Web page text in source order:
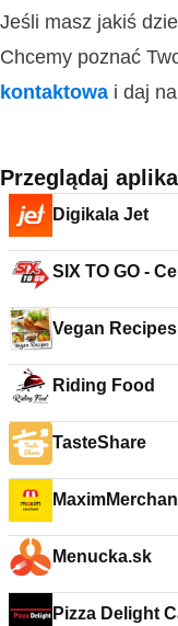
Jeśli masz jakiś
Chcemy poznać
kontaktowa i daj
Przeglądaj
Digikala Jet
SIX TO GO -
Vegan
Riding Food
TasteShare
Menucka.sk
Pizza Delight